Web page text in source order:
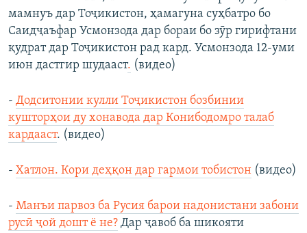
мамнуъ дар Тоҷикистон, ҳамагуна суҳбатро бо
Саидҷаъфар Усмонзода дар бораи бо зӯр гирифтани
қудрат дар Тоҷикистон рад кард. Усмонзода 12-уми
июн дастгир шудааст. (видео)
- Додситонии кулли Тоҷикистон бозбинии
кушторҳои ду хонавода дар Конибодомро талаб
кардааст. (видео)
- Хатлон. Кори деҳқон дар гармои тобистон (видео)
- Манъи парвоз ба Русия барои надонистани забони
русӣ ҷой дошт ё не? Дар ҷавоб ба шикояти